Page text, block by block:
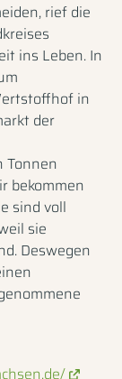
rief die
ins Leben. In
in
der
Tonnen
bekommen
sind voll
sie
Deswegen